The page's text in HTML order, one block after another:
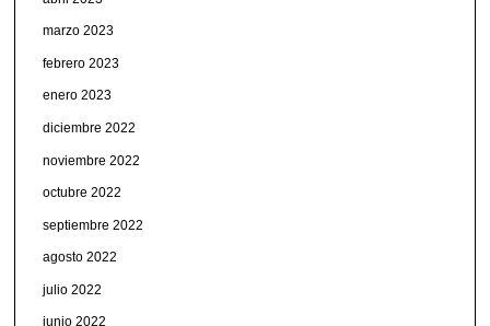
marzo 2023
febrero 2023
enero 2023
diciembre 2022
noviembre 2022
octubre 2022
septiembre 2022
agosto 2022
julio 2022
junio 2022